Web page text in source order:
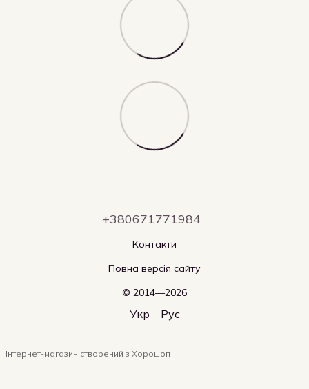
+380671771984
Контакти
Повна версія сайту
© 2014—2026
Укр Рус
Інтернет-магазин створений з Хорошоп